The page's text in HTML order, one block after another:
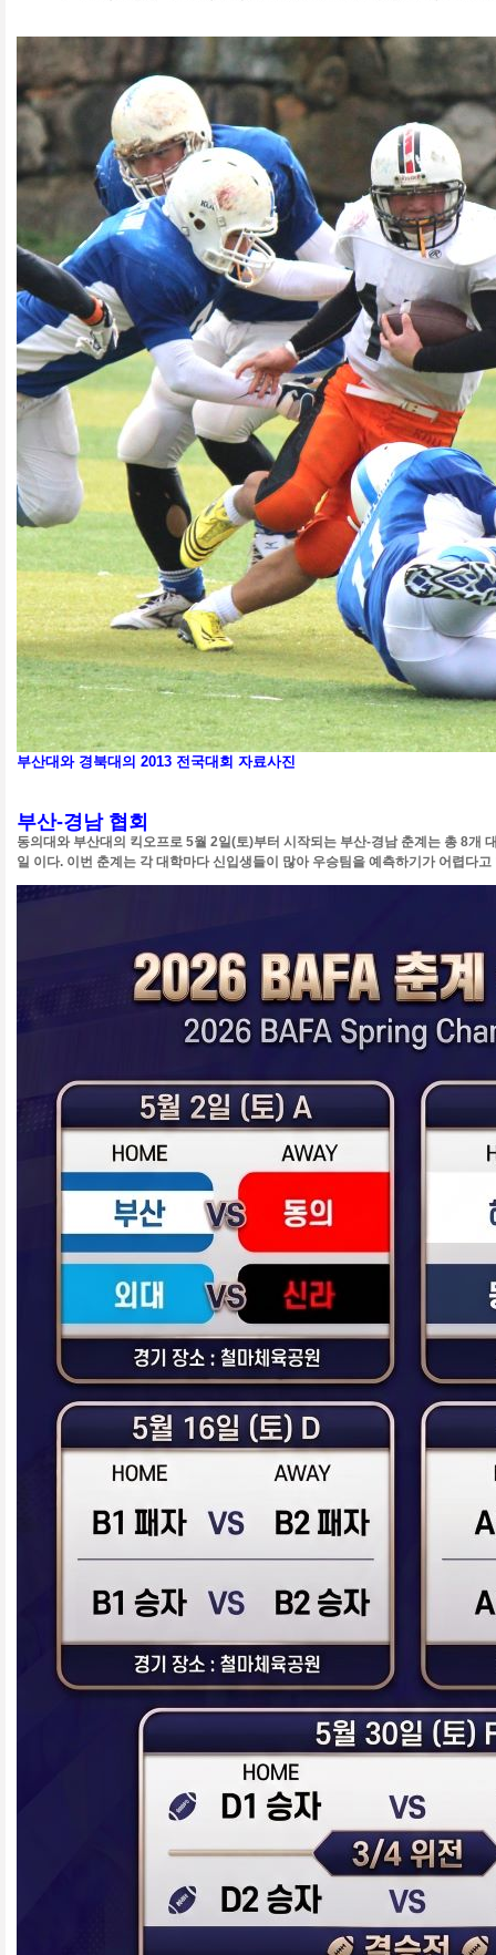
부산대와 경북대의 2013 전국대회 자료사진
부산-경남 협회
동의대와 부산대의 킥오프로 5월 2일(토)부터 시작되는 부산-경남 춘계는 총 8개
일 이다. 이번 춘계는 각 대학마다 신입생들이 많아 우승팀을 예측하기가 어렵다